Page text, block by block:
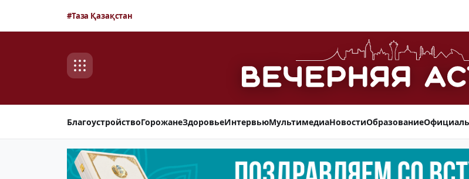
#Таза Қазақстан
БлагоустройствоГорожанеЗдоровьеИнтервьюМультимедиаНовостиОбразование